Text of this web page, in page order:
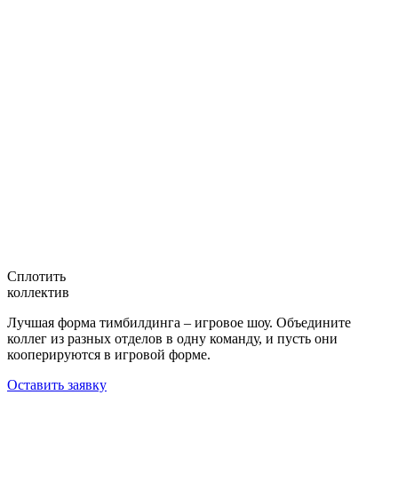
Сплотить
коллектив
Лучшая форма тимбилдинга – игровое шоу. Объедините
коллег из разных отделов в одну команду, и пусть они
кооперируются в игровой форме.
Оставить заявку